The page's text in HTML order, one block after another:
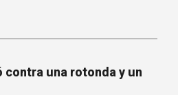
una rotonda y un